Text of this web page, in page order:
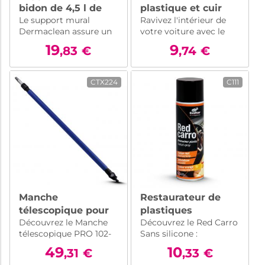
bidon de 4,5 l de
savon Dermaclean
Le support mural
Dermaclean assure un
rangement sûr et
pratique pour votre
bidon de savon de 4,5L.
Idéal pour l'atelier, le
garage ou l'espace de
travail.
19,83 €
plastique et cuir
pour véhicule - Red
cockpit spray - 500
Ravivez l'intérieur de
votre voiture avec le
Red Cockpit Spray de
Candicar. Rénovateur
de plastique et cuir
pour un éclat
incomparable et une
protection durable.
9,74 €
CTX224
Manche
télescopique pour
brosse de lavage -
185cm
Découvrez le Manche
télescopique PRO 102-
>185cm : ajustable,
robuste et pratique,
49,31 €
C111
Restaurateur de
plastiques
d'intérieur - Red
Carro Sans silicone
- 500 ml
Découvrez le Red Carro
Sans silicone :
restaurateur de
plastique d'intérieur de
10,33 €